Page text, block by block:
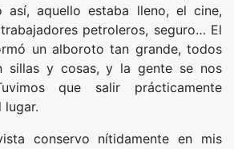
así, aquello estaba lleno, el cine,
petroleros, seguro… El
un alboroto tan grande, todos
sillas y cosas, y la gente se nos
que salir prácticamente
lugar.
conservo nítidamente en mis